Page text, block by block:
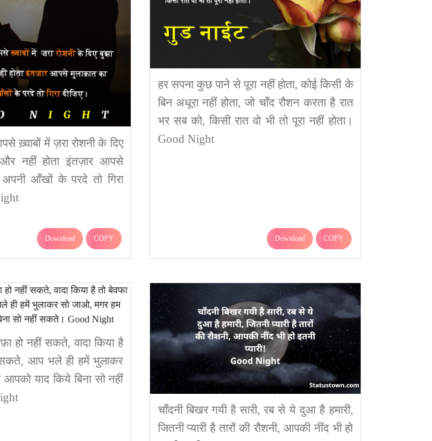
ख़्वाबों में ज़रा रोशनी के दिए
नहीं होता इंतज़ार आपसे
अपनी आँखों के परदे तो गिरा
Download COPY
हर सपना कुछ पाने से पूरा नहीं होता, कोई किसी के
बिन अधूरा नहीं होता, जो चाँद रौशन करता है रात
भर सब को, किसी रात वो भी तो पूरा नहीं होता।
Good Night
Download COPY
हो नहीं सकते, वादा किया है
सकते, आप भले ही हमें भुलाकर
याद किये बिना सो नहीं
चाँदनी बिखर गयी है सारी, रब से ये दुआ है हमारी,
जितनी प्यारी है तारों की रौशनी, आपकी नींद भी हो